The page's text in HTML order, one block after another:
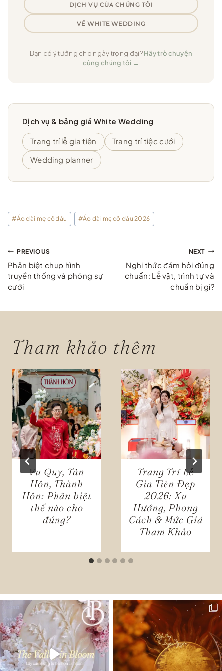
DỊCH VỤ CỦA CHÚNG TÔI
VỀ WHITE WEDDING
Bạn có ý tưởng cho ngày trọng đại?Hãy trò chuyện
cùng chúng tôi →
Dịch vụ & bảng giá White Wedding
Trang trí lễ gia tiên
Trang trí tiệc cưới
Wedding planner
Post
Tags:
#Áo dài mẹ cô dâu #Áo dài mẹ cô dâu 2026
Điều
hướng
bài
viết
PREVIOUS
Phân biệt chụp hình
truyền thống và phóng sự
cưới
NEXT
Nghi thức đám hỏi đúng
chuẩn: Lễ vật, trình tự và
chuẩn bị gì?
Tham khảo thêm
Vu Quy, Tân
Hôn, Thành
Hôn: Phân biệt
thế nào cho
đúng?
Trang Trí Lễ
Gia Tiên Đẹp
2026: Xu
Hướng, Phong
Cách & Mức Giá
Tham Khảo